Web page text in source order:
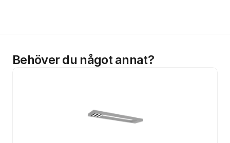
Behöver du något annat?